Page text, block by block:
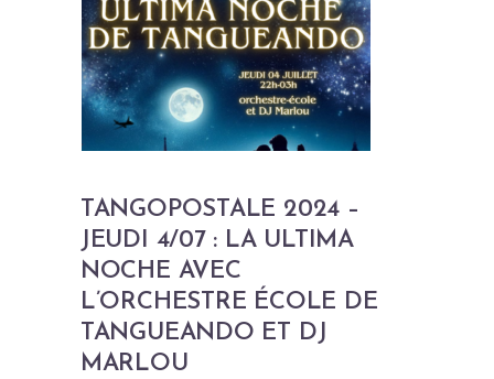
TANGOPOSTALE 2024 –
JEUDI 4/07 : LA ULTIMA
NOCHE AVEC
L’ORCHESTRE ÉCOLE DE
TANGUEANDO ET DJ
MARLOU